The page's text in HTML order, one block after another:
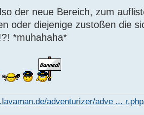
der neue Bereich, zum
oder diejenige zustoßen die
*muhahaha*
adventurizer/adve ...